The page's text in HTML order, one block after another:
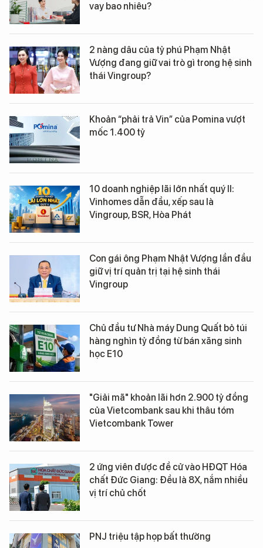
vay bao nhiêu?
2 nàng dâu của tỷ phú Phạm Nhật
Vượng đang giữ vai trò gì trong hệ sinh
thái Vingroup?
Khoản “phải trả Vin” của Pomina vượt
mốc 1.400 tỷ
10 doanh nghiệp lãi lớn nhất quý II:
Vinhomes dẫn đầu, xếp sau là
Vingroup, BSR, Hòa Phát
Con gái ông Phạm Nhật Vượng lần đầu
giữ vị trí quản trị tại hệ sinh thái
Vingroup
Chủ đầu tư Nhà máy Dung Quất bỏ túi
hàng nghìn tỷ đồng từ bán xăng sinh
học E10
"Giải mã" khoản lãi hơn 2.900 tỷ đồng
của Vietcombank sau khi thâu tóm
Vietcombank Tower
2 ứng viên được đề cử vào HĐQT Hóa
chất Đức Giang: Đều là 8X, nắm nhiều
vị trí chủ chốt
PNJ triệu tập họp bất thường